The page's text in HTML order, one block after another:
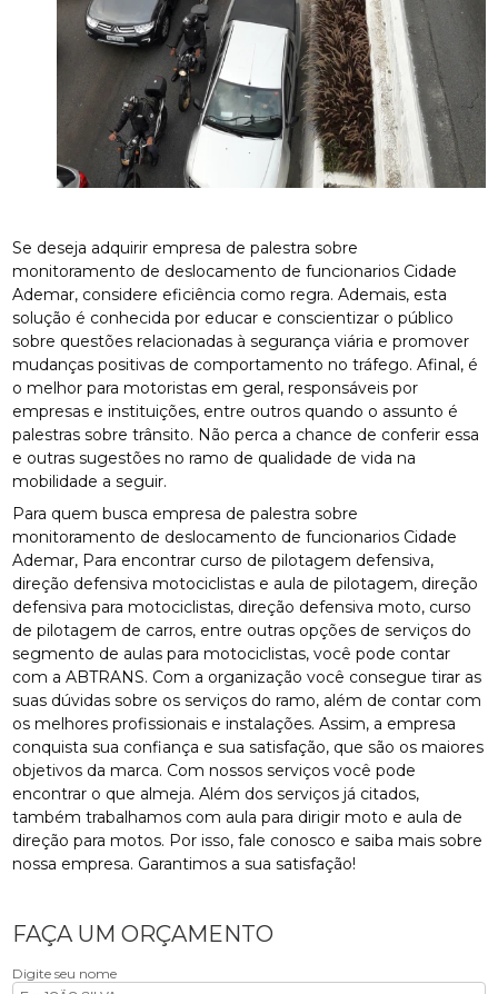
Se deseja adquirir empresa de palestra sobre
monitoramento de deslocamento de funcionarios Cidade
Ademar, considere eficiência como regra. Ademais, esta
solução é conhecida por educar e conscientizar o público
sobre questões relacionadas à segurança viária e promover
mudanças positivas de comportamento no tráfego. Afinal, é
o melhor para motoristas em geral, responsáveis por
empresas e instituições, entre outros quando o assunto é
palestras sobre trânsito. Não perca a chance de conferir essa
e outras sugestões no ramo de qualidade de vida na
mobilidade a seguir.
Para quem busca empresa de palestra sobre
monitoramento de deslocamento de funcionarios Cidade
Ademar, Para encontrar curso de pilotagem defensiva,
direção defensiva motociclistas e aula de pilotagem, direção
defensiva para motociclistas, direção defensiva moto, curso
de pilotagem de carros, entre outras opções de serviços do
segmento de aulas para motociclistas, você pode contar
com a ABTRANS. Com a organização você consegue tirar as
suas dúvidas sobre os serviços do ramo, além de contar com
os melhores profissionais e instalações. Assim, a empresa
conquista sua confiança e sua satisfação, que são os maiores
objetivos da marca. Com nossos serviços você pode
encontrar o que almeja. Além dos serviços já citados,
também trabalhamos com aula para dirigir moto e aula de
direção para motos. Por isso, fale conosco e saiba mais sobre
nossa empresa. Garantimos a sua satisfação!
FAÇA UM ORÇAMENTO
Digite seu nome